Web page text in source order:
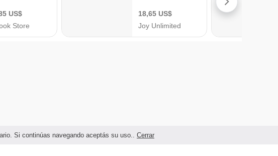
Si continúas navegando aceptás su uso.. Cerrar